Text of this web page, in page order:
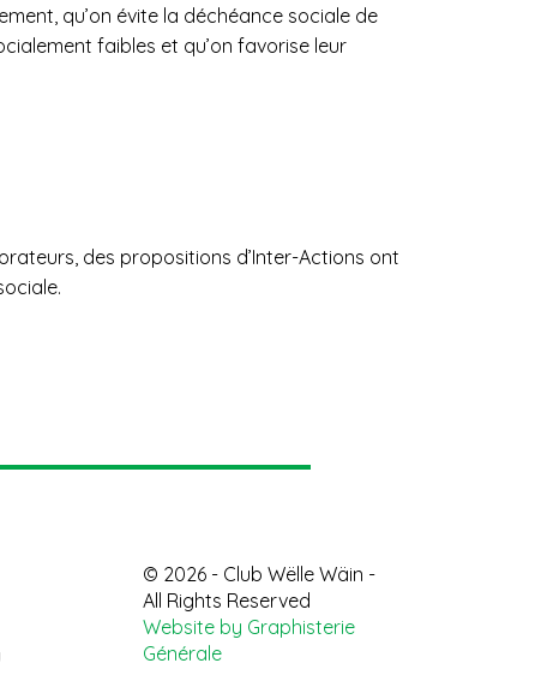
qu’on évite la déchéance sociale de
faibles et qu’on favorise leur
© 2026 - Club Wëlle Wäin -
All Rights Reserved
Website by Graphisterie
Générale